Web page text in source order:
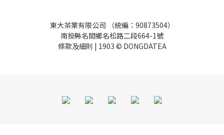
東大茶業有限公司 （統編：90873504）
南投縣名間鄉名松路二段664-1號
條款及細則 | 1903 © DONGDATEA